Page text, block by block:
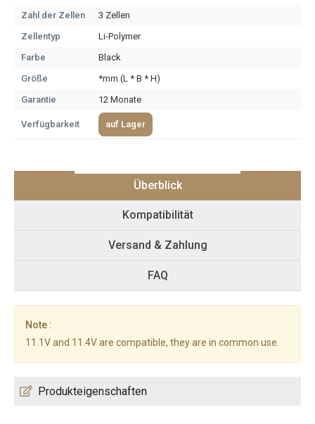
Zahl der Zellen
3 Zellen
Zellentyp
Li-Polymer
Farbe
Black
Größe
*mm (L * B * H)
Garantie
12 Monate
Verfügbarkeit auf Lager
Überblick
Kompatibilität
Versand & Zahlung
FAQ
Note :
11.1V and 11.4V are compatible, they are in common use.
Produkteigenschaften